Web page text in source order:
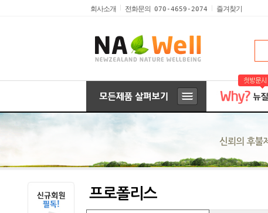
회사소개 전화문의 070-4659-2074 즐겨찾기
프로폴리스